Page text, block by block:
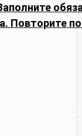
Повторите